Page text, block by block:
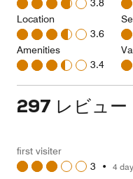
3.8
Location
3.6
Amenities
3.4
297 レビュー
first visiter
3 • 4